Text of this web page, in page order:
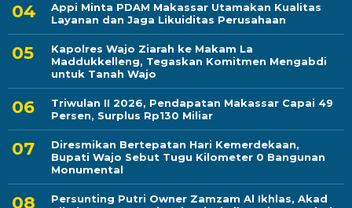
Appi Minta PDAM Makassar Utamakan Kualitas
Layanan dan Jaga Likuiditas Perusahaan
Kapolres Wajo Ziarah ke Makam La
Maddukkelleng, Tegaskan Komitmen Mengabdi
untuk Tanah Wajo
Triwulan II 2026, Pendapatan Makassar Capai 49
Persen, Surplus Rp130 Miliar
Diresmikan Bertepatan Hari Kemerdekaan,
Bupati Wajo Sebut Tugu Kilometer 0 Bangunan
Monumental
Persunting Putri Owner Zamzam Al Ikhlas, Akad